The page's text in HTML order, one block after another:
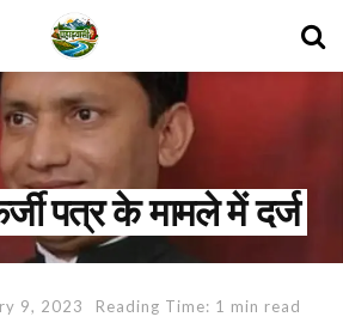
पत्र के मामले में दर्ज
9, 2023 Reading Time: 1 min read